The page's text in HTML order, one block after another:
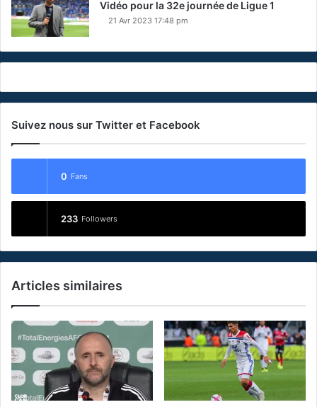
Vidéo pour la 32e journée de Ligue 1
21 Avr 2023 17:48 pm
Suivez nous sur Twitter et Facebook
0 Fans
233 Followers
Articles similaires